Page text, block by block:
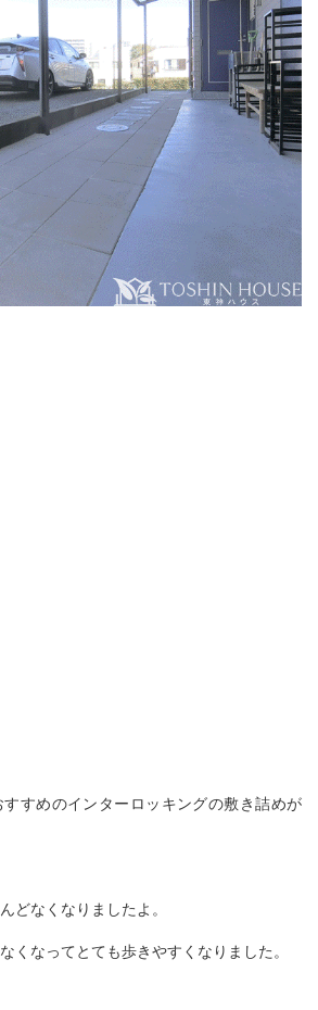
すめのインターロッキングの敷き詰めが
どなくなりましたよ。
くなってとても歩きやすくなりました。